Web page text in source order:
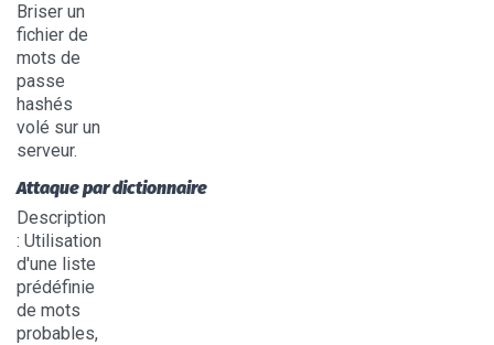
Briser un
fichier de
mots de
passe
hashés
volé sur un
serveur.
Attaque par dictionnaire
Description
: Utilisation
d'une liste
prédéfinie
de mots
probables,